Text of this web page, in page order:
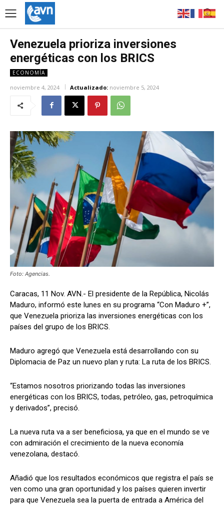
Venezuela prioriza inversiones
energéticas con los BRICS
ECONOMÍA
noviembre 4, 2024 Actualizado: noviembre 5, 2024
Foto: Agencias.
Caracas, 11 Nov. AVN.- El presidente de la República, Nicolás
Maduro, informó este lunes en su programa “Con Maduro +”,
que Venezuela prioriza las inversiones energéticas con los
países del grupo de los BRICS.
Maduro agregó que Venezuela está desarrollando con su
Diplomacia de Paz un nuevo plan y ruta: La ruta de los BRICS.
“Estamos nosotros priorizando todas las inversiones
energéticas con los BRICS, todas, petróleo, gas, petroquímica
y derivados”, precisó.
La nueva ruta va a ser beneficiosa, ya que en el mundo se ve
con admiración el crecimiento de la nueva economía
venezolana, destacó.
Añadió que los resultados económicos que registra el país se
ven como una gran oportunidad y los países quieren invertir
para que Venezuela sea la puerta de entrada a América del